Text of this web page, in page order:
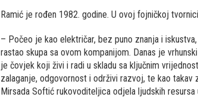
Ramić je rođen 1982. godine. U ovoj fojničkoj
– Počeo je kao električar, bez puno znanja i
rastao skupa sa ovom kompanijom. Danas je
je čovjek koji živi i radi u skladu sa ključnim
zalaganje, odgovornost i održivi razvoj, te kao takav
Mirsada Softić rukovoditeljica odjela ljudskih resursa